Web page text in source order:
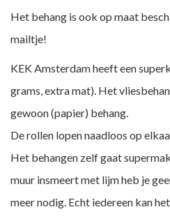
Het behang is ook op maat
mailtje!
KEK Amsterdam heeft een
grams, extra mat). Het
gewoon (papier) behang.
De rollen lopen naadloos op
Het behangen zelf gaat
muur insmeert met lijm heb je
meer nodig. Echt iedereen kan